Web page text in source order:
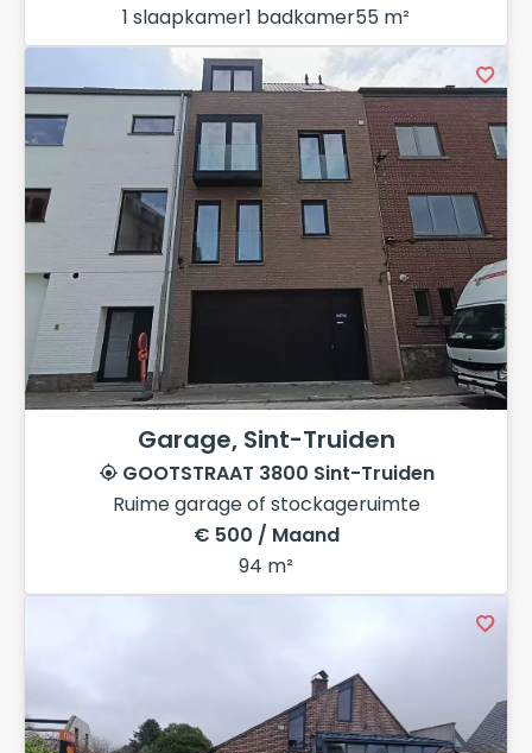
1 slaapkamer1 badkamer55 m²
Garage, Sint-Truiden
GOOTSTRAAT 3800 Sint-Truiden
Ruime garage of stockageruimte
€ 500 / Maand
94 m²